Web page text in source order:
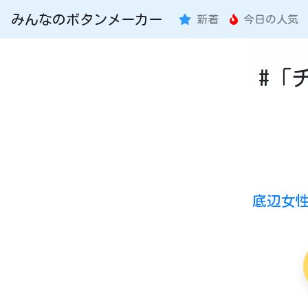
みんなのボタンメーカー 新着 今日の人気
#「
底辺女